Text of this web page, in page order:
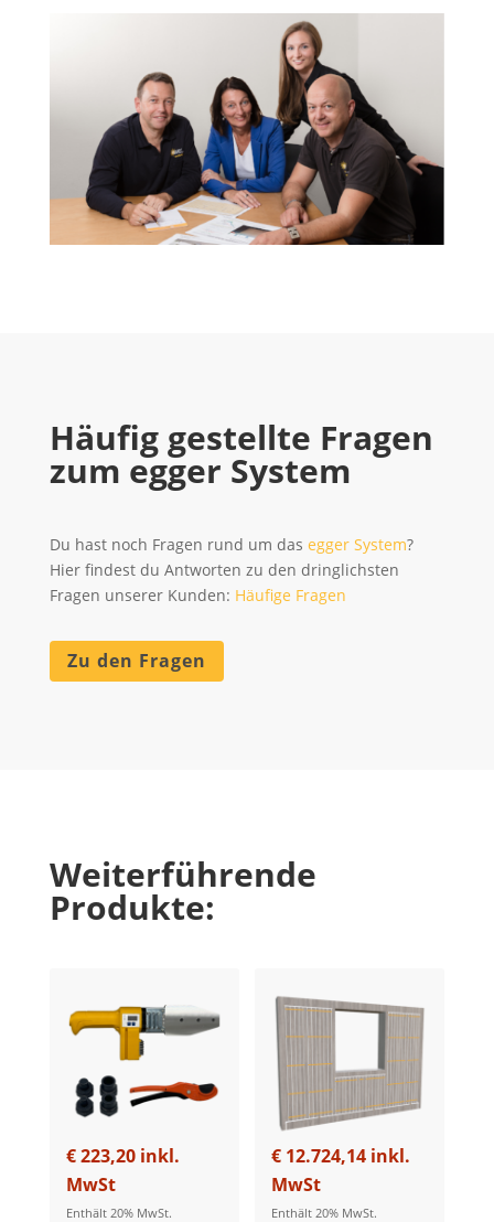
Häufig gestellte Fragen
zum egger System
Du hast noch Fragen rund um das egger System?
Hier findest du Antworten zu den dringlichsten
Fragen unserer Kunden: Häufige Fragen
Zu den Fragen
Weiterführende
Produkte:
€223,20 inkl.
MwSt
Enthält 20% MwSt.
€ 12.724,14 inkl.
MwSt
Enthält 20% MwSt.